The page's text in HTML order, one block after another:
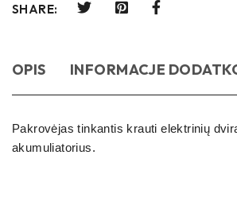
SHARE:
OPIS INFORMACJE
Pakrovėjas tinkantis krauti elektrinių
akumuliatorius.